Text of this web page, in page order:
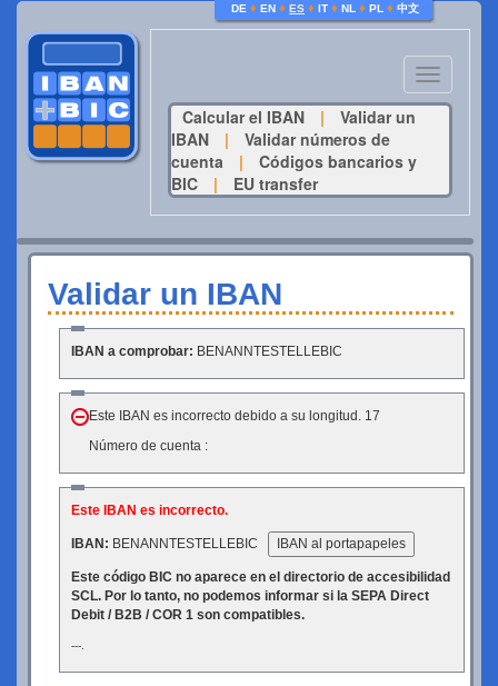
DE ♦ EN ♦ ES ♦ IT ♦ NL ♦ PL ♦ 中文
Toggle
navigation
Calcular el IBAN
|
Validar un
IBAN
|
Validar números de
cuenta
|
Códigos bancarios y
BIC
| EU transfer
Validar un IBAN
IBAN a comprobar: BENANNTESTELLEBIC
Este IBAN es incorrecto debido a su longitud. 17
Número de cuenta :
Este IBAN es incorrecto.
IBAN: BENANNTESTELLEBIC IBAN al portapapeles
Este código BIC no aparece en el directorio de accesibilidad
SCL. Por lo tanto, no podemos informar si la SEPA Direct
Debit / B2B / COR 1 son compatibles.
---.